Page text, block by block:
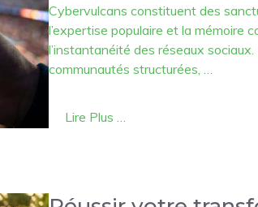
Cybervulcans constituent des
l’expertise populaire et la mémoire
l’instantanéité des réseaux
communautés structurées, …
Lire Plus …